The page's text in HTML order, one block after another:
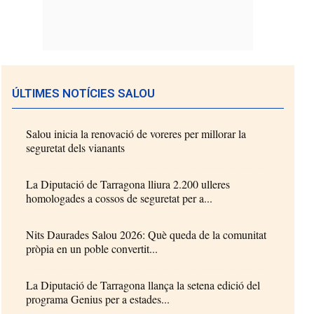
ÚLTIMES NOTÍCIES SALOU
Salou inicia la renovació de voreres per millorar la
seguretat dels vianants
La Diputació de Tarragona lliura 2.200 ulleres
homologades a cossos de seguretat per a...
Nits Daurades Salou 2026: Què queda de la comunitat
pròpia en un poble convertit...
La Diputació de Tarragona llança la setena edició del
programa Genius per a estades...